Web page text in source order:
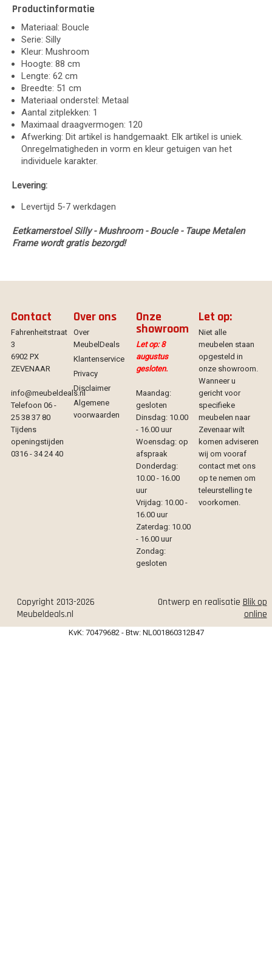
Productinformatie
Materiaal: Boucle
Serie: Silly
Kleur: Mushroom
Hoogte: 88 cm
Lengte: 62 cm
Breedte: 51 cm
Materiaal onderstel: Metaal
Aantal zitplekken: 1
Maximaal draagvermogen: 120
Afwerking: Dit artikel is handgemaakt. Elk artikel is uniek.
Onregelmatigheden in vorm en kleur getuigen van het
individuele karakter.
Levering:
Levertijd 5-7 werkdagen
Eetkamerstoel Silly - Mushroom - Boucle - Taupe Metalen
Frame wordt gratis bezorgd!
Contact
Fahrenheitstraat
3
6902 PX
ZEVENAAR
info@meubeldeals.nl
Telefoon 06 -
25 38 37 80
Tijdens
openingstijden
0316 - 34 24 40
Over ons
Over
MeubelDeals
Klantenservice
Privacy
Disclaimer
Algemene
voorwaarden
Onze
showroom
Let op: 8
augustus
gesloten.
Maandag:
gesloten
Dinsdag: 10.00
- 16.00 uur
Woensdag: op
afspraak
Donderdag:
10.00 - 16.00
uur
Vrijdag: 10.00 -
16.00 uur
Zaterdag: 10.00
- 16.00 uur
Zondag:
gesloten
Let op:
Niet alle
meubelen staan
opgesteld in
onze showroom.
Wanneer u
gericht voor
specifieke
meubelen naar
Zevenaar wilt
komen adviseren
wij om vooraf
contact met ons
op te nemen om
teleurstelling te
voorkomen.
Copyright 2013-2026
Meubeldeals.nl
Ontwerp en realisatie Blik op
online
KvK: 70479682 - Btw: NL001860312B47